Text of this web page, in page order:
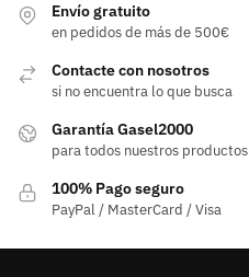
Envío gratuito
en pedidos de más de 500€
Contacte con nosotros
si no encuentra lo que busca
Garantía Gasel2000
para todos nuestros productos
100% Pago seguro
PayPal / MasterCard / Visa